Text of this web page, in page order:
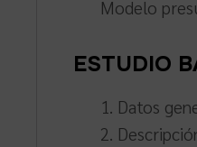
Modelo
ESTUDIO
1. Datos
2.